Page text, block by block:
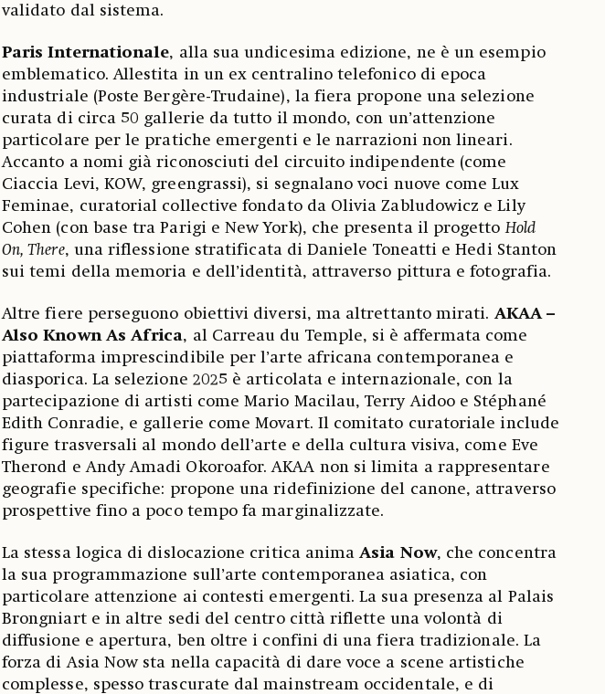
validato dal sistema.
Paris Internationale, alla sua undicesima edizione, ne è un esempio
emblematico. Allestita in un ex centralino telefonico di epoca
industriale (Poste Bergère-Trudaine), la fiera propone una selezione
curata di circa 50 gallerie da tutto il mondo, con un’attenzione
particolare per le pratiche emergenti e le narrazioni non lineari.
Accanto a nomi già riconosciuti del circuito indipendente (come
Ciaccia Levi, KOW, greengrassi), si segnalano voci nuove come Lux
Feminae, curatorial collective fondato da Olivia Zabludowicz e Lily
Cohen (con base tra Parigi e New York), che presenta il progettoHold
On, There, una riflessione stratificata di Daniele Toneatti e Hedi Stanton
sui temi della memoria e dell’identità, attraverso pittura e fotografia.
Altre fiere perseguono obiettivi diversi, ma altrettanto mirati. AKAA –
Also Known As Africa, al Carreau du Temple, si è affermata come
piattaforma imprescindibile per l’arte africana contemporanea e
diasporica. La selezione 2025 è articolata e internazionale, con la
partecipazione di artisti come Mario Macilau, Terry Aidoo e Stéphané
Edith Conradie, e gallerie come Movart. Il comitato curatoriale include
figure trasversali al mondo dell’arte e della cultura visiva, come Eve
Therond e Andy Amadi Okoroafor. AKAA non si limita a rappresentare
geografie specifiche: propone una ridefinizione del canone, attraverso
prospettive fino a poco tempo fa marginalizzate.
La stessa logica di dislocazione critica animaAsia Now, che concentra
la sua programmazione sull’arte contemporanea asiatica, con
particolare attenzione ai contesti emergenti. La sua presenza al Palais
Brongniart e in altre sedi del centro città riflette una volontà di
diffusione e apertura, ben oltre i confini di una fiera tradizionale. La
forza di Asia Now sta nella capacità di dare voce a scene artistiche
complesse, spesso trascurate dal mainstream occidentale, e di